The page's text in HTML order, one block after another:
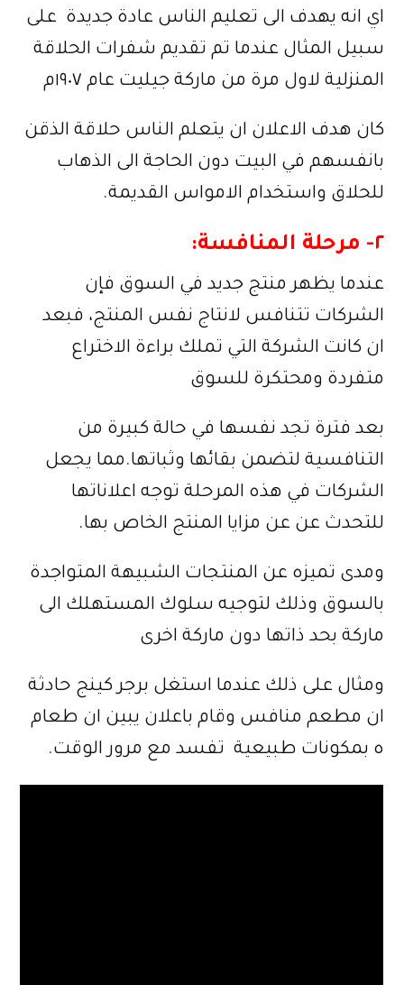
اي انه يهدف الى تعليم الناس عادة جديدة على
سبيل المثال عندما تم تقديم شفرات الحلاقة
المنزلية لاول مرة من ماركة جيليت عام ١٩٠٧م
كان هدف الاعلان ان يتعلم الناس حلاقة الذقن
بانفسهم في البيت دون الحاجة الى الذهاب
للحلاق واستخدام الامواس القديمة.
٢- مرحلة المنافسة:
عندما يظهر منتج جديد في السوق فإن
الشركات تتنافس لانتاج نفس المنتج، فبعد
ان كانت الشركة التي تملك براءة الاختراع
متفردة ومحتكرة للسوق
بعد فترة تجد نفسها في حالة كبيرة من
التنافسية لتضمن بقائها وثباتها.مما يجعل
الشركات في هذه المرحلة توجه اعلاناتها
للتحدث عن عن مزايا المنتج الخاص بها.
ومدى تميزه عن المنتجات الشبيهة المتواجدة
بالسوق وذلك لتوجيه سلوك المستهلك الى
ماركة بحد ذاتها دون ماركة اخرى
ومثال على ذلك عندما استغل برجر كينج حادثة
ان مطعم منافس وقام باعلان يبين ان طعام
ه بمكونات طبيعية تفسد مع مرور الوقت.